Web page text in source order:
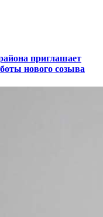
приглашает
нового созыва